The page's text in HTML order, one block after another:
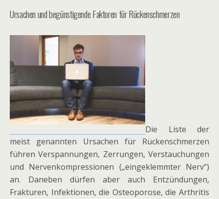
Ursachen und begünstigende Faktoren für Rückenschmerzen
Die Liste der
meist genannten Ursachen für Rückenschmerzen
führen Verspannungen, Zerrungen, Verstauchungen
und Nervenkompressionen („eingeklemmter Nerv“)
an. Daneben dürfen aber auch Entzündungen,
Frakturen, Infektionen, die Osteoporose, die Arthritis